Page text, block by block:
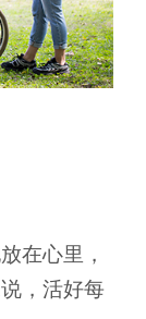
在心里，
，活好每